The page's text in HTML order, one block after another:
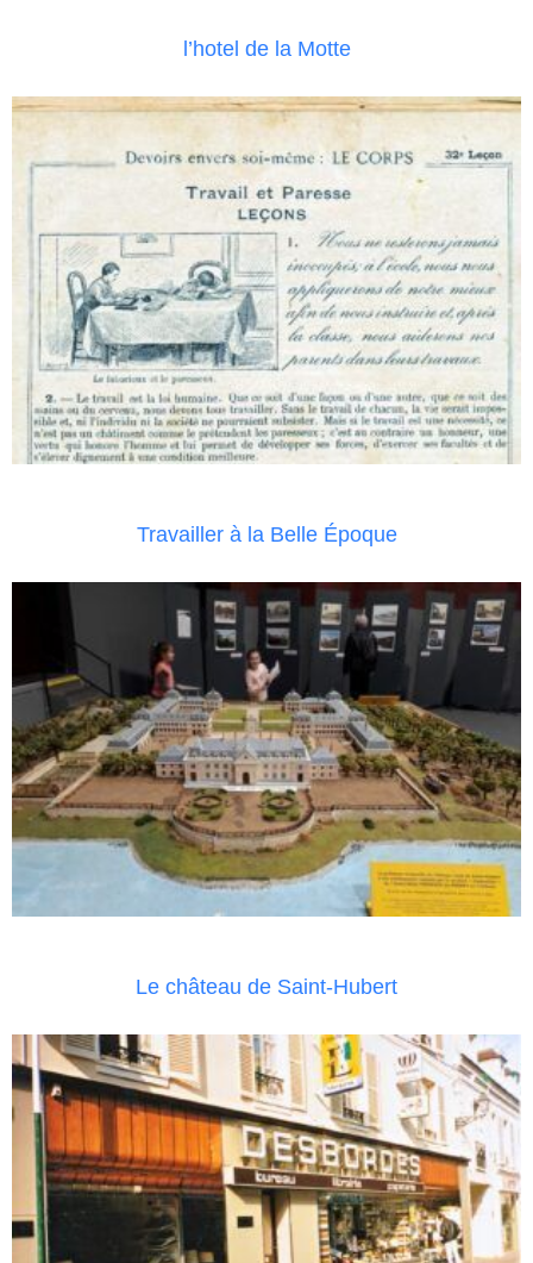
l’hotel de la Motte
Travailler à la Belle Époque
Le château de Saint-Hubert